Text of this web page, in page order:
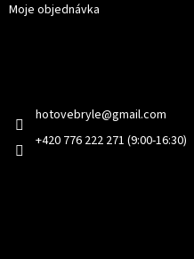
Moje objednávka
hotovebryle@gmail.com
+420 776 222 271 (9:00-16:30)